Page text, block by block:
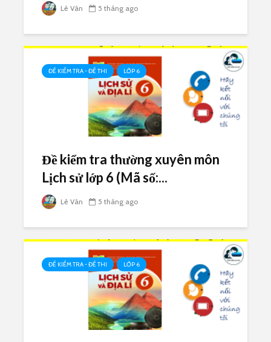
Lê Vân 5 tháng ago
ĐỀ KIỂM TRA - ĐỀ THI LỚP 6
Đề kiểm tra thường xuyên môn
Lịch sử lớp 6 (Mã số:...
Lê Vân 5 tháng ago
ĐỀ KIỂM TRA - ĐỀ THI LỚP 6